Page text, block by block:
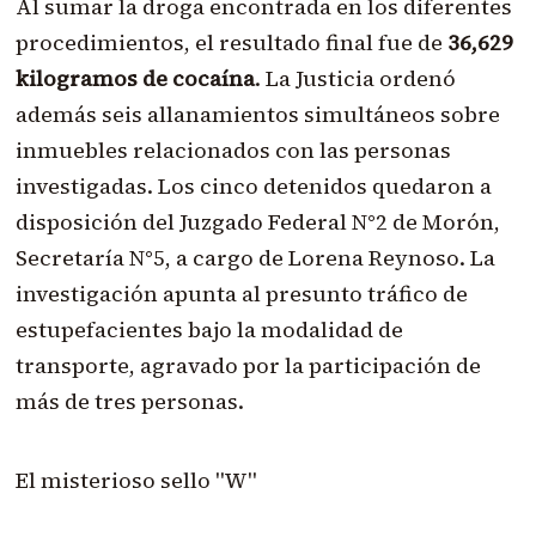
Al sumar la droga encontrada en los diferentes
procedimientos, el resultado final fue de 36,629
kilogramos de cocaína. La Justicia ordenó
además seis allanamientos simultáneos sobre
inmuebles relacionados con las personas
investigadas. Los cinco detenidos quedaron a
disposición del Juzgado Federal N°2 de Morón,
Secretaría N°5, a cargo de Lorena Reynoso. La
investigación apunta al presunto tráfico de
estupefacientes bajo la modalidad de
transporte, agravado por la participación de
más de tres personas.
El misterioso sello "W"